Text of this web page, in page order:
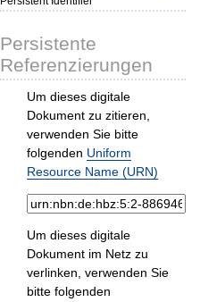
Persistente
Referenzierungen
Um dieses digitale
Dokument zu zitieren,
verwenden Sie bitte
folgenden Uniform
Resource Name (URN)
Um dieses digitale
Dokument im Netz zu
verlinken, verwenden Sie
bitte folgenden